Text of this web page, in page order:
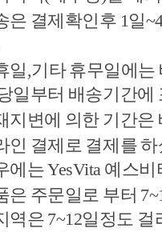
은 결제확인후 1일
일,기타 휴무일에
일부터 배송기간에
지변에 의한 기간
인 결제로 결제를
에는 YesVita 예스
은 주문일로 부터
역은 7~12일정도